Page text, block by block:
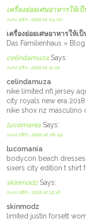
เครื่องย่อยเศษอาหารให้เ
Juni 15th, 2022 at 04:00
เครื่องย่อยเศษอาหารให้เ
Das Familienhaus »
celindamuza Says:
Juni 17th, 2022 at 11:02
celindamuza
nike limited nfl jersey
city royals new era
nike shox nz masculino
lucomania Says:
Juni 18th, 2022 at 06:49
lucomania
bodycon beach
sixers city edition t shirt
skinmodzSays:
Juni 18th, 2022 at 13:18
skinmodz
limited justin forsett